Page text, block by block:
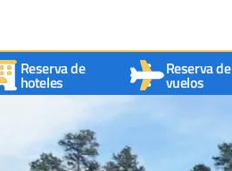
Reserva de
hoteles
Reserva de
vuelos